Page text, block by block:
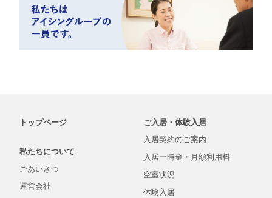
トップページ
私たちについて
ごあいさつ
運営会社
ご入居・体験入居
入居契約のご案内
入居一時金・ 月額利用料
空室状況
体験入居